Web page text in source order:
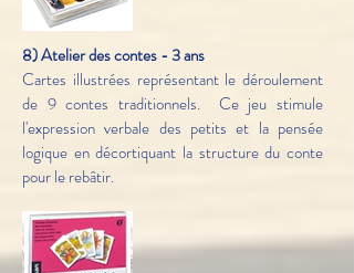
8) Atelier des contes - 3 ans
Cartes illustrées représentant le déroulement
de 9 contes traditionnels. Ce jeu stimule
l'expression verbale des petits et la pensée
logique en décortiquant la structure du conte
pour le rebâtir.